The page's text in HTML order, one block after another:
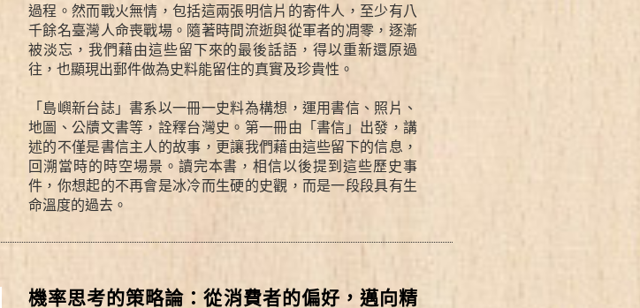
過程。然而戰火無情，包括這兩張明信片的寄件人，至少有八
千餘名臺灣人命喪戰場。隨著時間流逝與從軍者的凋零，逐漸
被淡忘，我們藉由這些留下來的最後話語，得以重新還原過
往，也顯現出郵件做為史料能留住的真實及珍貴性。
「島嶼新台誌」書系以一冊一史料為構想，運用書信、照片、
地圖、公牘文書等，詮釋台灣史。第一冊由「書信」出發，講
述的不僅是書信主人的故事，更讓我們藉由這些留下的信息，
回溯當時的時空場景。讀完本書，相信以後提到這些歷史事
件，你想起的不再會是冰冷而生硬的史觀，而是一段段具有生
命溫度的過去。
機率思考的策略論：從消費者的偏好，邁向精